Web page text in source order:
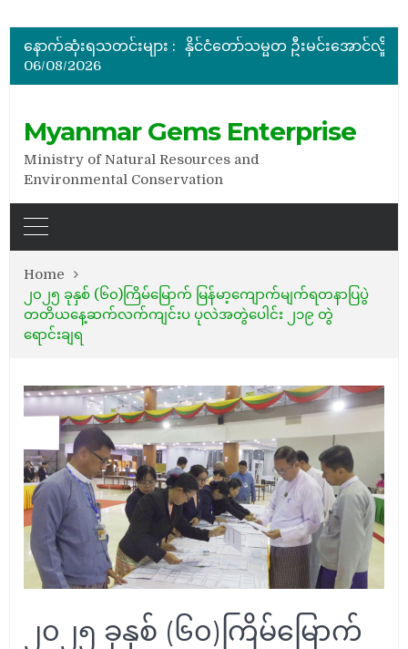
နောက်ဆုံးရသတင်းများ :
အိတ်ဖွင့်တင်ဒါခေါ်ယူခြင်း
06/08/2026
Myanmar Gems Enterprise
Ministry of Natural Resources and
Environmental Conservation
Home
၂၀၂၅ ခုနှစ် (၆၀)ကြိမ်မြောက် မြန်မာ့ကျောက်မျက်ရတနာပြပွဲ
တတိယနေ့ဆက်လက်ကျင်းပ ပုလဲအတွဲပေါင်း ၂၁၉ တွဲ
ရောင်းချရ
၂၀၂၅ ခုနှစ် (၆၀)ကြိမ်မြောက်